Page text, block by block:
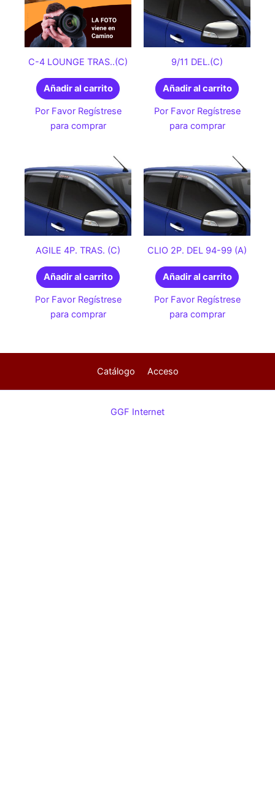
C-4 LOUNGE TRAS..(C)
Añadir al carrito
Por Favor Regístrese
para comprar
9/11 DEL.(C)
Añadir al carrito
Por Favor Regístrese
para comprar
AGILE 4P. TRAS. (C)
Añadir al carrito
Por Favor Regístrese
para comprar
CLIO 2P. DEL 94-99 (A)
Añadir al carrito
Por Favor Regístrese
para comprar
Catálogo Acceso
GGF Internet